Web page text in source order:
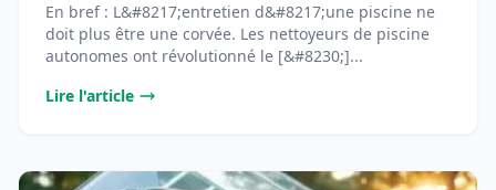
En bref : L&#8217;entretien d&#8217;une piscine ne
doit plus être une corvée. Les nettoyeurs de piscine
autonomes ont révolutionné le [&#8230;]...
Lire l'article